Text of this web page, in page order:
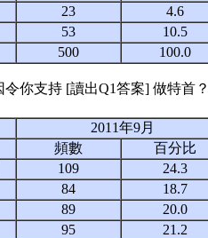
23
4.6
53
10.5
500 100.0
你支持 [讀出Q1答案] 做特首
2011年9月
頻數
百分比
109
24.3
84
18.7
89
20.0
95
21.2